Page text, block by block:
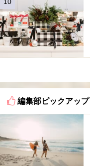
編集部ピックアップ